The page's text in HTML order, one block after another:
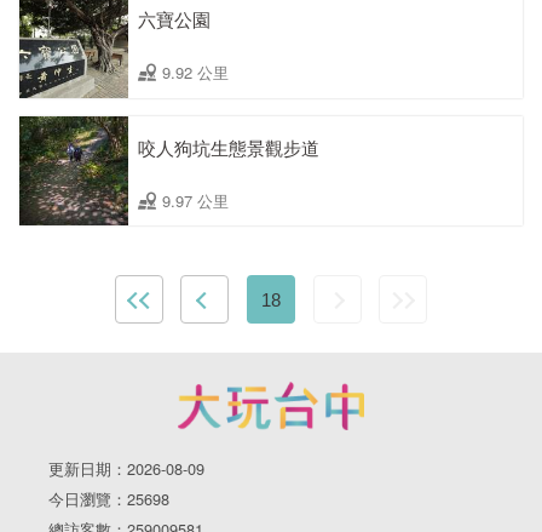
六寶公園
9.92 公里
咬人狗坑生態景觀步道
9.97 公里
18
更新日期：2026-08-09
今日瀏覽：25698